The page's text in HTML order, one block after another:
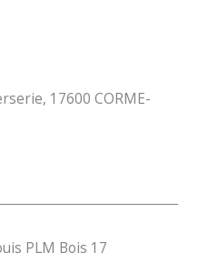
17600 CORME-
PLM Bois 17